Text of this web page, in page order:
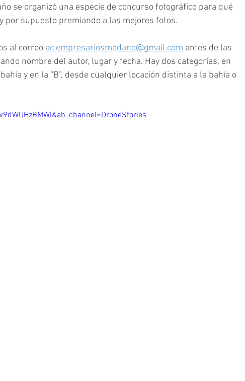
se organizó una especie de concurso fotográfico para qué
por supuesto premiando a las mejores fotos.
al correo ac.empresariosmedano@gmail.com antes de las
nombre del autor, lugar y fecha. Hay dos categorías, en
y en la “B”, desde cualquier locación distinta a la bahía o